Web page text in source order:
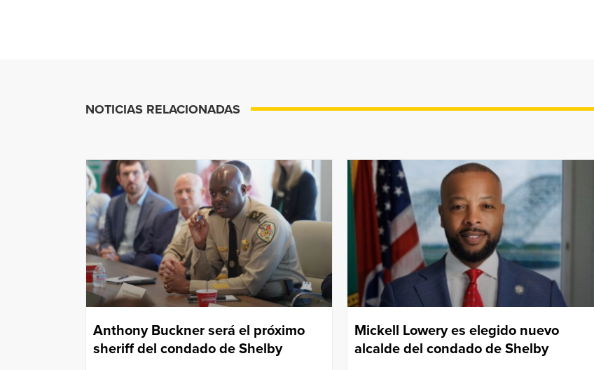
NOTICIAS RELACIONADAS
Anthony Buckner será el próximo
sheriff del condado de Shelby
Mickell Lowery es elegido nuevo
alcalde del condado de Shelby